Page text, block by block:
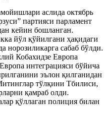
аслида октябрь
партияси парламент
кейин бошланган.
йўл қўйилгани ҳақидаги
норозиликарга сабаб бўлди.
Кобахидзе Европа
интеграцияси бўйича
эълон қилганидан
тўлқини Тбилиси,
қамраб олди.
қўллаган полиция билан